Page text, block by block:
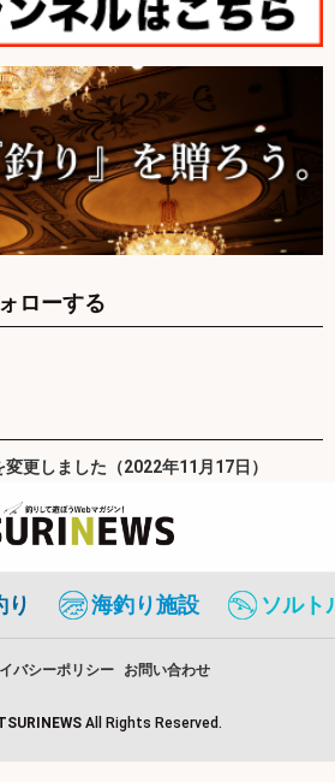
ローする
更しました（2022年11月17日）
り 海釣り施設 ソルト
バシーポリシー お問い合わせ
All Rights Reserved.